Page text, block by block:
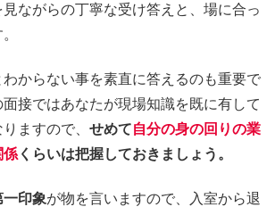
ながらの丁寧な受け答えと、場に合っ
わからない事を素直に答えるのも重要で
接ではあなたが現場知識を既に有して
ますので、 せめて自分の身の回りの業
係 くらいは把握しておきましょう。
一印象が物を言いますので、入室から退